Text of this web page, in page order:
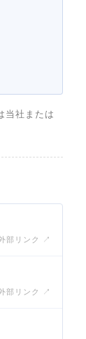
当社または
部リンク ↗
部リンク ↗